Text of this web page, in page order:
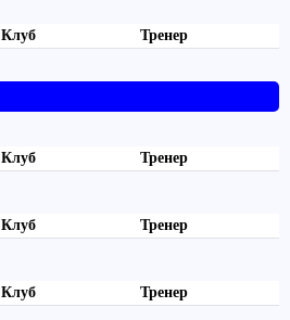
Клуб Тренер
Клуб Тренер
Клуб Тренер
Клуб Тренер